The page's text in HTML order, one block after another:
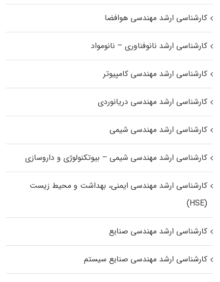
کارشناسی ارشد مهندسی هوافضا
کارشناسی ارشد نانوفناوری – نانومواد
کارشناسی ارشد مهندسی کامپیوتر
کارشناسی ارشد مهندسی دریانوردی
کارشناسی ارشد مهندسی شیمی
کارشناسی ارشد مهندسی شیمی – بیوتکنولوژی و داروسازی
کارشناسی ارشد مهندسی ایمنی، بهداشت و محیط زیست
(HSE)
کارشناسی ارشد مهندسی صنایع
کارشناسی ارشد مهندسی صنایع سیستم